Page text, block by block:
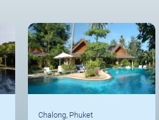
Chalong, Phuket